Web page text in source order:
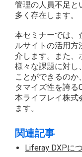
管理の人員不足と
多く存在します。
本セミナーでは、
ルサイトの活用方
介します。また、
様々な課題に対し
ことができるのか
タマイズ性を誇る
本ライフレイ株式
ます。
関連記事
Liferay DXPに